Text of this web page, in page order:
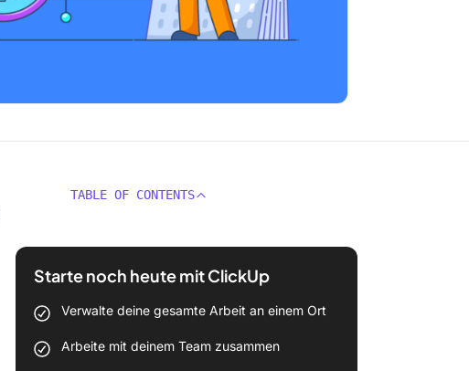
TABLE OF CONTENTS
Starte noch heute mit ClickUp
Verwalte deine gesamte Arbeit an einem Ort
Arbeite mit deinem Team zusammen